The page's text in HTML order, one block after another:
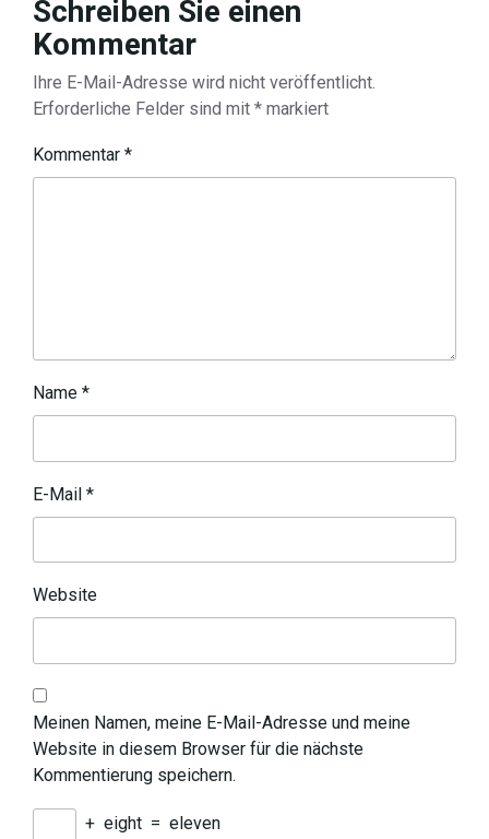
Schreiben Sie einen
Kommentar
Ihre E-Mail-Adresse wird nicht veröffentlicht.
Erforderliche Felder sind mit * markiert
Kommentar *
Name *
E-Mail *
Website
Meinen Namen, meine E-Mail-Adresse und meine
Website in diesem Browser für die nächste
Kommentierung speichern.
+ eight = eleven